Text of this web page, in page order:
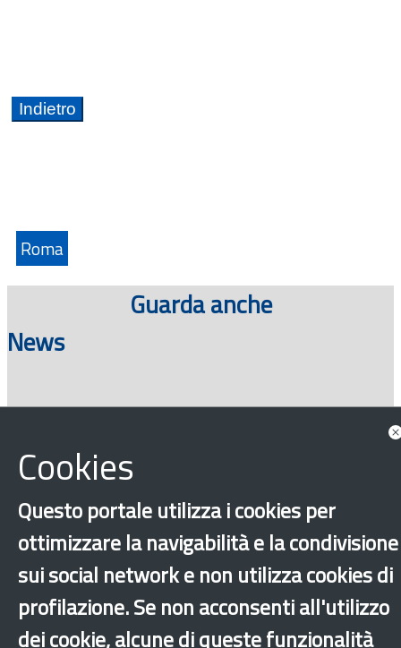
Roma
Guarda anche
News
×
Cookies
Questo portale utilizza i cookies per
ottimizzare la navigabilità e la condivisione
sui social network e non utilizza cookies di
profilazione. Se non acconsenti all'utilizzo
dei cookie, alcune di queste funzionalità